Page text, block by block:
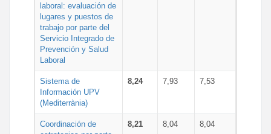
laboral: evaluación de
lugares y puestos de
trabajo por parte del
Servicio Integrado de
Prevención y Salud
Laboral
Sistema de
Información UPV
(Mediterrània)
8,24 7,93 7,53
Coordinación de
8,21 8,04 8,04